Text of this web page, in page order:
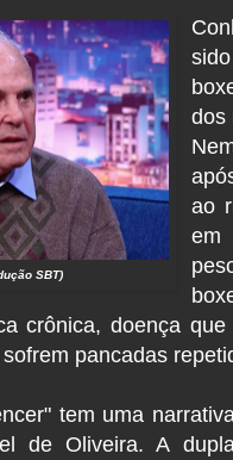
SBT)
dos
ao
em
crônica, doença
pancadas
tem uma
de Oliveira. A